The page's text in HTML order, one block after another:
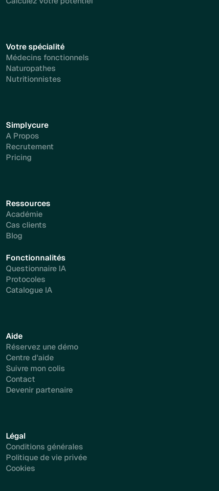
Votre spécialité
Médecins fonctionnels
Naturopathes
Nutritionnistes
Simplycure
A Propos
Recrutement
Pricing
Ressources
Académie
Cas clients
Blog
Fonctionnalités
Questionnaire IA
Protocoles
Catalogue IA
Aide
Réservez une démo
Centre d'aide
Suivre mon colis
Contact
Devenir partenaire
Légal
Conditions générales
Politique de vie privée
Cookies